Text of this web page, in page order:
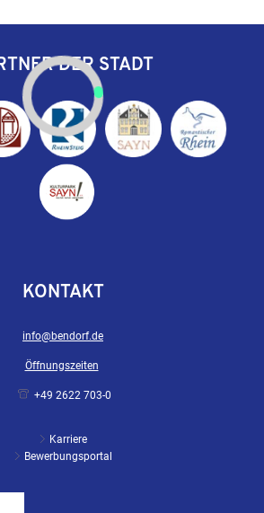
DER STADT
KONTAKT
info@bendorf.de
Öffnungszeiten
+49 2622 703-0
Karriere
Bewerbungsportal